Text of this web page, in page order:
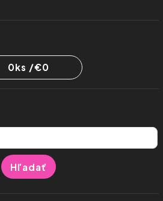
0ks /€0
Hľadať